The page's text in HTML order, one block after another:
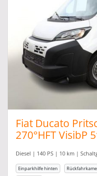
Fiat Ducato
270°HFT VisibP
Diesel | 140 PS | 10 km |
Einparkhilfe hinten